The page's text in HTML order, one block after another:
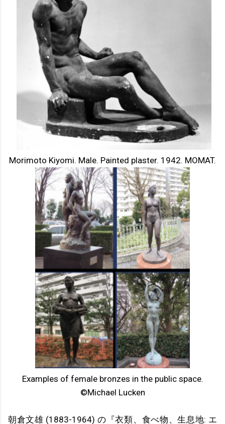
Morimoto Kiyomi. Male. Painted plaster. 1942. MOMAT.
Examples of female bronzes in the public space.
©Michael Lucken
朝倉文雄 (1883-1964) の『衣類、食べ物、生息地: エ